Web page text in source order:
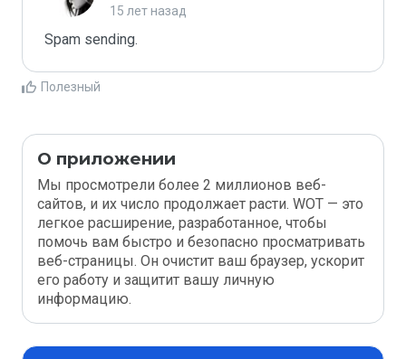
15 лет назад
Spam sending.
Полезный
О приложении
Мы просмотрели более 2 миллионов веб-
сайтов, и их число продолжает расти. WOT — это
легкое расширение, разработанное, чтобы
помочь вам быстро и безопасно просматривать
веб-страницы. Он очистит ваш браузер, ускорит
его работу и защитит вашу личную
информацию.